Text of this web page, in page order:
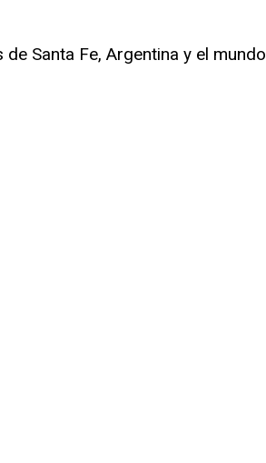
Santa Fe, Argentina y el mundo